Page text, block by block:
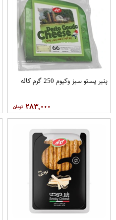
پنیر پستو سبز وکیوم 250 گرم کاله
۲۸۳,۰۰۰